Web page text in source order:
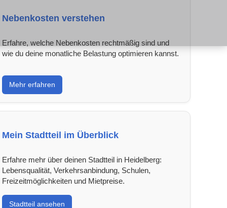
Nebenkosten verstehen
Erfahre, welche Nebenkosten rechtmäßig sind und
wie du deine monatliche Belastung optimieren kannst.
Mehr erfahren
Mein Stadtteil im Überblick
Erfahre mehr über deinen Stadtteil in Heidelberg:
Lebensqualität, Verkehrsanbindung, Schulen,
Freizeitmöglichkeiten und Mietpreise.
Stadtteil ansehen